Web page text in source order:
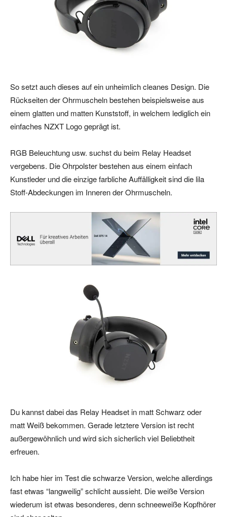
So setzt auch dieses auf ein unheimlich cleanes Design. Die
Rückseiten der Ohrmuscheln bestehen beispielsweise aus
einem glatten und matten Kunststoff, in welchem lediglich ein
einfaches NZXT Logo geprägt ist.
RGB Beleuchtung usw. suchst du beim Relay Headset
vergebens. Die Ohrpolster bestehen aus einem einfach
Kunstleder und die einzige farbliche Auffälligkeit sind die lila
Stoff-Abdeckungen im Inneren der Ohrmuscheln.
Du kannst dabei das Relay Headset in matt Schwarz oder
matt Weiß bekommen. Gerade letztere Version ist recht
außergewöhnlich und wird sich sicherlich viel Beliebtheit
erfreuen.
Ich habe hier im Test die schwarze Version, welche allerdings
fast etwas “langweilig” schlicht aussieht. Die weiße Version
wiederum ist etwas besonderes, denn schneeweiße Kopfhörer